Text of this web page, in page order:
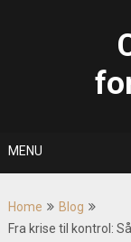
MENU
Home
Blog
Fra krise til kontrol: